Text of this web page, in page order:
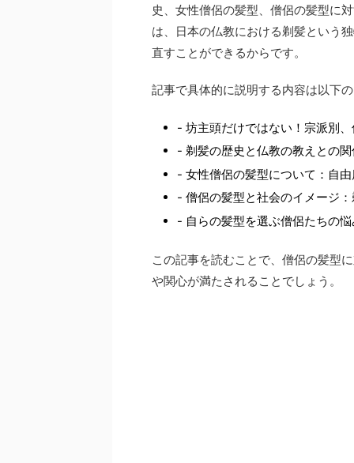
史、女性僧侶の髪型、僧侶の髪型に
は、日本の仏教における剃髪という
直すことができるからです。
記事で具体的に説明する内容は以下
- 坊主頭だけではない！宗派別
- 剃髪の歴史と仏教の教えとの
- 女性僧侶の髪型について：自
- 僧侶の髪型と社会のイメージ
- 自らの髪型を選ぶ僧侶たちの
この記事を読むことで、僧侶の髪型
や関心が満たされることでしょう。